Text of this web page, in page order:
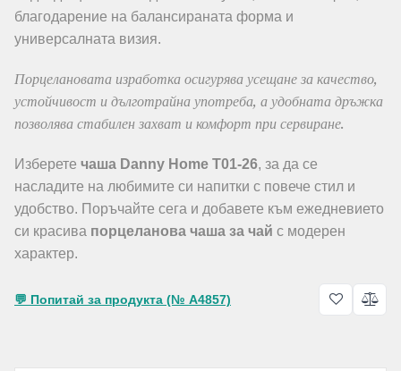
благодарение на балансираната форма и
универсалната визия.
Порцелановата изработка осигурява усещане за качество,
устойчивост и дълготрайна употреба, а удобната дръжка
позволява стабилен захват и комфорт при сервиране.
Изберете чаша Danny Home T01-26, за да се
насладите на любимите си напитки с повече стил и
удобство. Поръчайте сега и добавете към ежедневието
си красива порцеланова чаша за чай с модерен
характер.
💬 Попитай за продукта (№ A4857)